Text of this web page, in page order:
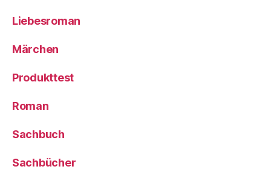
Liebesroman
Märchen
Produkttest
Roman
Sachbuch
Sachbücher